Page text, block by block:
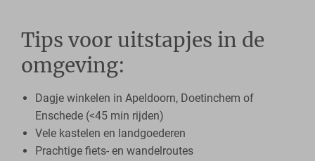
Tips voor uitstapjes in de
omgeving:
Dagje winkelen in Apeldoorn, Doetinchem of
Enschede (<45 min rijden)
Vele kastelen en landgoederen
Prachtige fiets- en wandelroutes